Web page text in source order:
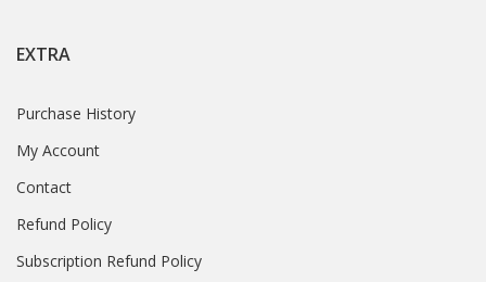
EXTRA
Purchase History
My Account
Contact
Refund Policy
Subscription Refund Policy